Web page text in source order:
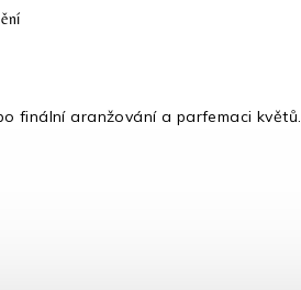
finální aranžování a parfemaci květů.